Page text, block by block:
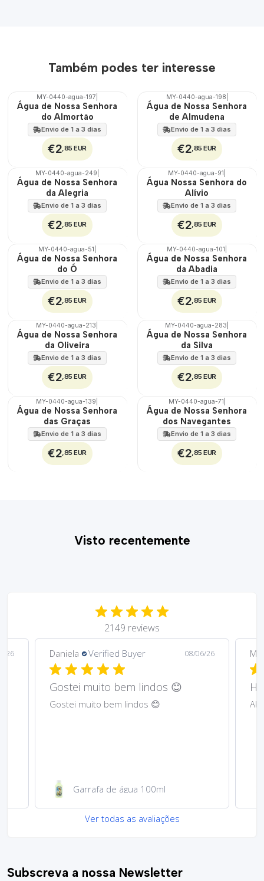
Também podes ter interesse
🇵🇹
100%
MY-0440-agua-197
Água de Nossa Senhora
do Almortão
Envio de 1 a 3 dias
€2,85 EUR
🇵🇹
100%
MY-0440-agua-198
Água de Nossa Senhora
de Almudena
Envio de 1 a 3 dias
€2,85 EUR
🇵🇹
100%
MY-0440-agua-249
Água de Nossa Senhora
da Alegria
Envio de 1 a 3 dias
€2,85 EUR
🇵🇹
100%
MY-0440-agua-91
Água Nossa Senhora do
Alívio
Envio de 1 a 3 dias
€2,85 EUR
🇵🇹
100%
MY-0440-agua-51
Água de Nossa Senhora
do Ó
Envio de 1 a 3 dias
€2,85 EUR
🇵🇹
100%
MY-0440-agua-101
Água de Nossa Senhora
da Abadia
Envio de 1 a 3 dias
€2,85 EUR
🇵🇹
100%
MY-0440-agua-213
Água de Nossa Senhora
da Oliveira
Envio de 1 a 3 dias
€2,85 EUR
🇵🇹
100%
MY-0440-agua-283
Água de Nossa Senhora
da Silva
Envio de 1 a 3 dias
€2,85 EUR
🇵🇹
100%
MY-0440-agua-139
Água de Nossa Senhora
das Graças
Envio de 1 a 3 dias
€2,85 EUR
🇵🇹
100%
MY-0440-agua-71
Água de Nossa Senhora
dos Navegantes
Envio de 1 a 3 dias
€2,85 EUR
Visto recentemente
2149 reviews
26 Daniela Verified Buyer 08/06/26
Gostei muito bem lindos 😊
Gostei muito bem lindos 😊
Garrafa de água 100ml
Ver todas as avaliações
Subscreva a nossa Newsletter